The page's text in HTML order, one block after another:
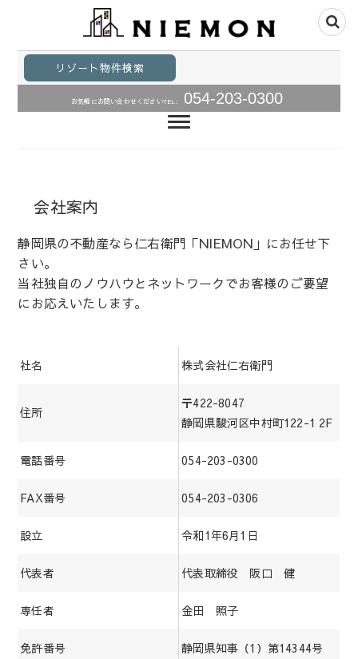
静岡県不動産｜株式
会社仁右衛門｜静岡
県リゾート物件・事
静岡県の不動産｜土地、中古住宅、リゾート物件、リゾー
ト物件、事業用物件の売買不動産情報は静岡市の株式会社
仁右衛門にお任せください。豊かな海、森や自然を満喫で
きる物件をご提案いたします。物件に合わせた建築のご提
案もお任せ下さい。
リゾート物件検索
お気軽にお問い合わせくださいTEL: 054-203-0300
会社案内
静岡県の不動産なら仁右衛門「NIEMON」にお任せ下
さい。
当社独自のノウハウとネットワークでお客様のご要望
にお応えいたします。
社名 株式会社仁右衛門
住所
〒422-8047
静岡県駿河区中村町122-1 2F
電話番号 054-203-0300
FAX番号 054-203-0306
設立 令和1年6月1日
代表者 代表取締役 阪口 健
専任者 金田 照子
免許番号 静岡県知事（1）第14344号